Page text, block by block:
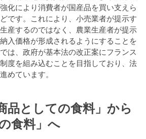
化により消費者が国産品を買い支えら
です。これにより、小売業者が提示す
産するのではなく、農業生産者が提示
入価格が形成されるようにすることを
は、政府が基本法の改正案にフランス
度を組み込むことを目指しており、法
めています。
品としての食料」から
食料」へ